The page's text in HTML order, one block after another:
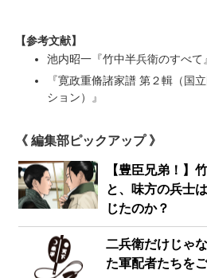
【参考文献】
池内昭一『竹中半兵衛のすべ
『寛政重脩諸家譜 第２輯（国
ション）』
《 編集部ピックアップ 》
【豊臣兄弟！】
と、味方の兵士
じたのか？
二兵衛だけじゃ
た軍配者たちを